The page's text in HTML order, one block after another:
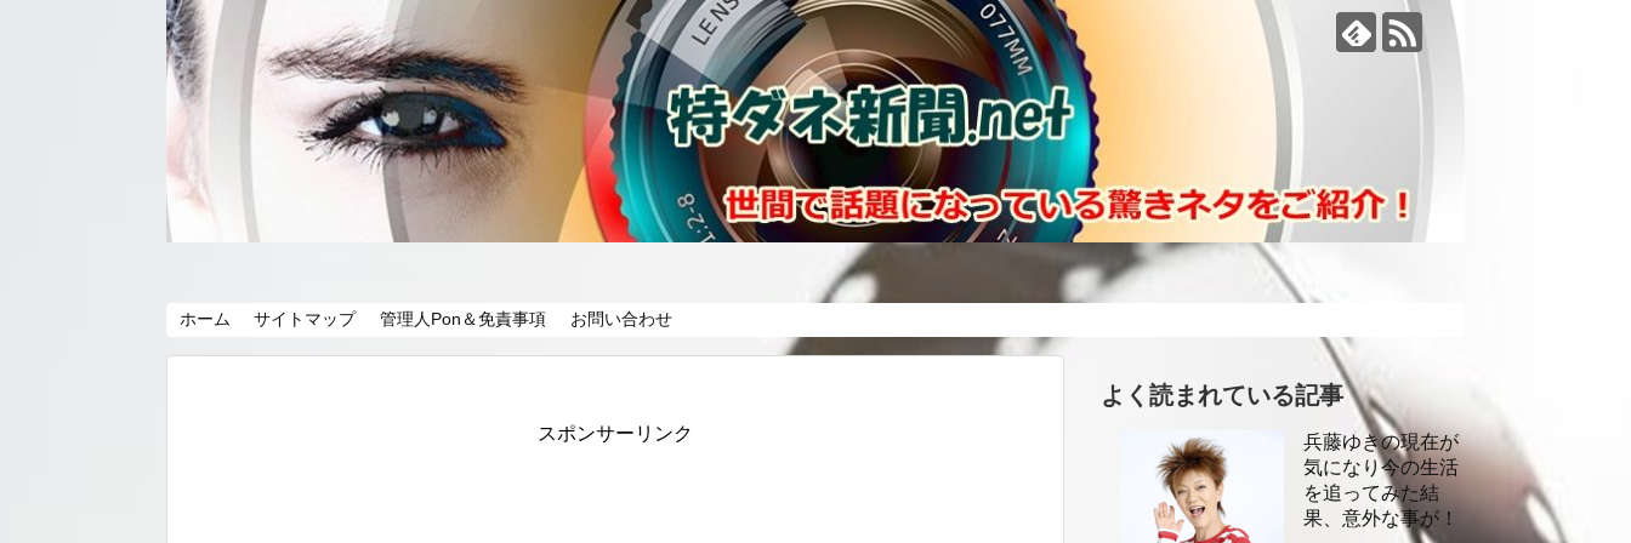
ホーム サイトマップ 管理人Pon＆免責事項 お問い合わせ
スポンサーリンク
よく読まれている記事
兵藤ゆきの現在が
気になり今の生活
を追ってみた結
果、意外な事が！